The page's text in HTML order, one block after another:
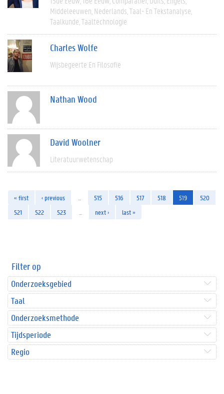
Middeleeuwen Nederlands Taal- En Tekstanalyse
Taalkunde Taaltechnologie
Charles Wolfe
Wijsbegeerte En Filosofie
Nathan Wood
David Woolner
Literatuurwetenschap
« first ‹ previous 515 516 517 518 519
520
521
522 523 next › last »
Filter op
Onderzoeksgebied
Taal
Onderzoeksmethode
Tijdsperiode
Regio